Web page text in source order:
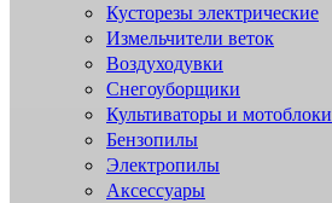
Кусторезы электрические
Измельчители веток
Воздуходувки
Снегоуборщики
Культиваторы и мотоблоки
Бензопилы
Электропилы
Аксессуары